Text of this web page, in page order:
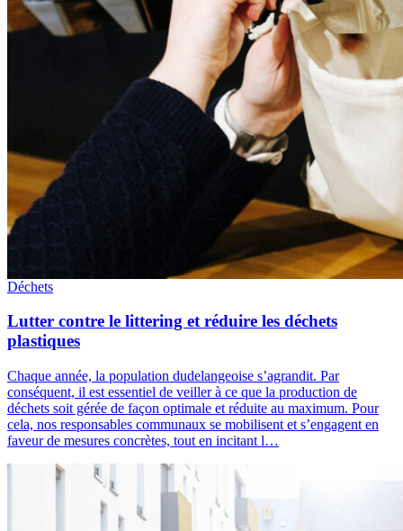
Déchets
Lutter contre le littering et réduire les déchets
plastiques
Chaque année, la population dudelangeoise s’agrandit. Par
conséquent, il est essentiel de veiller à ce que la production de
déchets soit gérée de façon optimale et réduite au maximum. Pour
cela, nos responsables communaux se mobilisent et s’engagent en
faveur de mesures concrètes, tout en incitant l…